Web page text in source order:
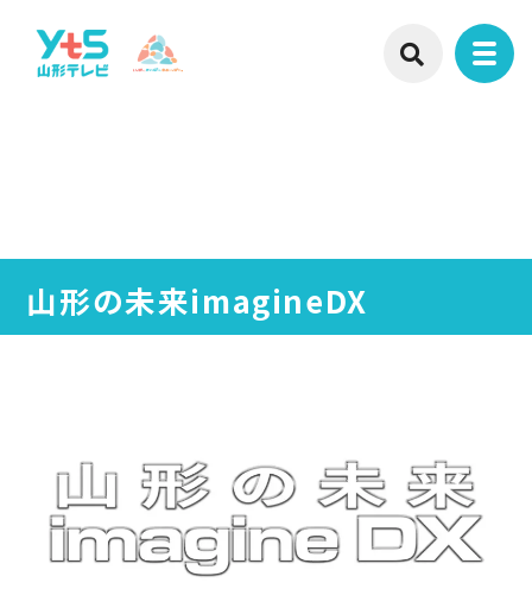
山形の未来imagineDX